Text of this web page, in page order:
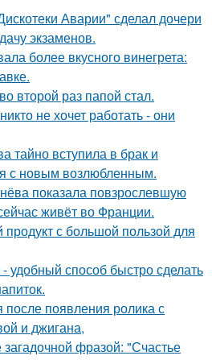
Аварии" сделал дочери
экзаменов.
более вкусного винегрета:
второй раз папой стал.
не хочет работать - они
вступила в брак и
с новым возлюбленным.
показала повзрослевшую
живёт во Франции.
с большой пользой для
удобный способ быстро сделать
после появления ролика с
и джигана,
фразой: "Счастье